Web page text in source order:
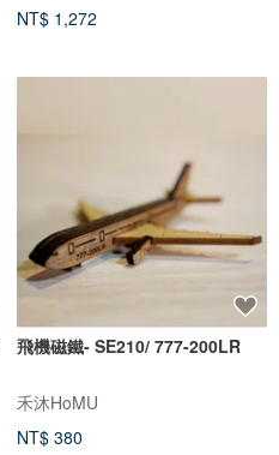
NT$ 1,272
飛機磁鐵- SE210/ 777-200LR
禾沐HoMU
NT$ 380